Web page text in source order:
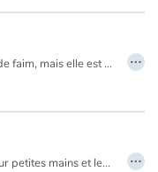
Ourse a faim, une très grande faim, mais elle est affaiblie et fatiguée… En s’approchant comme elle peut de la rivière, elle tombe nez à nez avec un petit garçon, aussi surpris qu’elle. Vont-ils prendre peur et rebrousser chemin, ou s’approcher l’un de l’autre ? D’autant que le bûcheron et père de l’enfant suit la scène à quelques mètres de là…
…
Avec leurs visages roses, leur petites mains et leurs petits pieds, les macaques sont des primates curieux et pleins de vitalité ! Ils sautent de branches en branches, poussent des cris étranges, se chamaillent, se réconcilient… à grands renforts de papouilles et de câlins ! Leur plus grande force ? La solidarité ! Ils vivent en groupes. Soudés les uns aux autres, ils font face aux dangers sous le regard de leur chef. Les femelles s’épaulent, veillent sur les petits de la communauté… Malins, ils utilisent leurs joues pour emmagasiner leur nourriture, puis s’en vont plus loin, au calme pour manger tranquillement. Un album alliant douceur et connaissances scientifiques ! …